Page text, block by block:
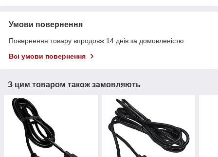
Умови повернення
Повернення товару впродовж 14 днів за домовленістю
Всі умови повернення
З цим товаром також замовляють